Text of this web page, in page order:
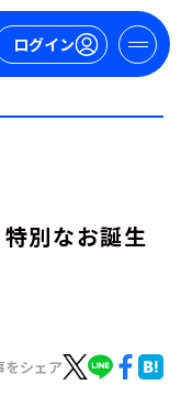
ログイン
別なお誕生
をシェア